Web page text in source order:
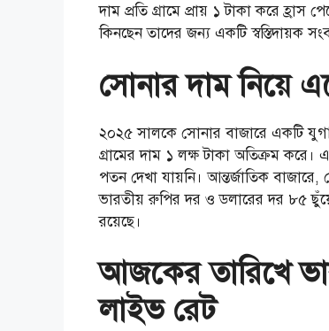
দাম প্রতি গ্রামে প্রায় ১ টাকা করে
কিনছেন তাদের জন্য একটি স্বস্তিদায়ক
সোনার দাম নিয়ে
২০২৫ সালকে সোনার বাজারে একটি
গ্রামের দাম ১ লক্ষ টাকা অতিক্রম
পতন দেখা যায়নি। আন্তর্জাতিক
ভারতীয় রুপির দর ও ডলারের দর ৮৫
রয়েছে।
আজকের তারিখে
লাইভ রেট